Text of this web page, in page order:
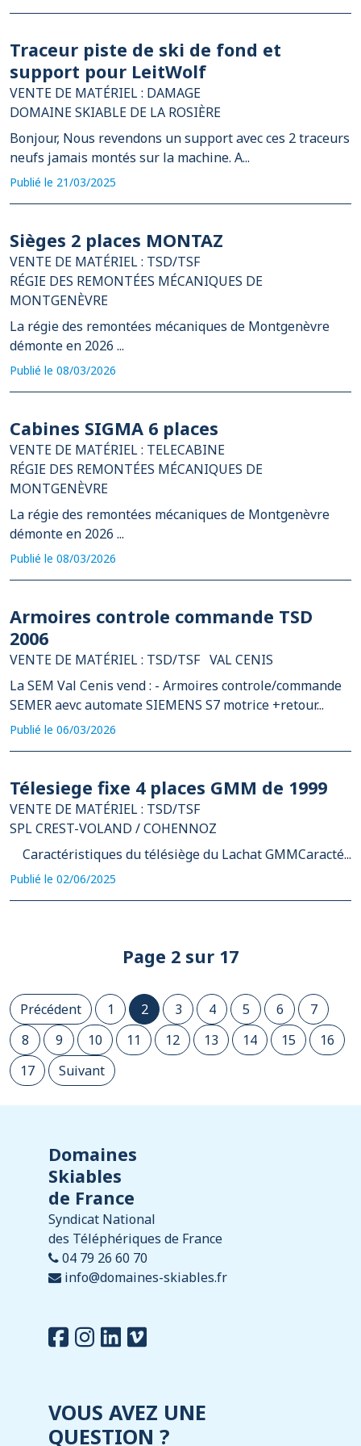
Traceur piste de ski de fond et
support pour LeitWolf
VENTE DE MATÉRIEL : DAMAGE
DOMAINE SKIABLE DE LA ROSIÈRE
Bonjour, Nous revendons un support avec ces 2 traceurs
neufs jamais montés sur la machine. A...
Publié le 21/03/2025
Sièges 2 places MONTAZ
VENTE DE MATÉRIEL : TSD/TSF
RÉGIE DES REMONTÉES MÉCANIQUES DE
MONTGENÈVRE
La régie des remontées mécaniques de Montgenèvre
démonte en 2026 ...
Publié le 08/03/2026
Cabines SIGMA 6 places
VENTE DE MATÉRIEL : TELECABINE
RÉGIE DES REMONTÉES MÉCANIQUES DE
MONTGENÈVRE
La régie des remontées mécaniques de Montgenèvre
démonte en 2026 ...
Publié le 08/03/2026
Armoires controle commande TSD
2006
VENTE DE MATÉRIEL : TSD/TSF VAL CENIS
La SEM Val Cenis vend : - Armoires controle/commande
SEMER aevc automate SIEMENS S7 motrice +retour...
Publié le 06/03/2026
Télesiege fixe 4 places GMM de 1999
VENTE DE MATÉRIEL : TSD/TSF
SPL CREST-VOLAND / COHENNOZ
Caractéristiques du télésiège du Lachat GMMCaracté...
Publié le 02/06/2025
Page 2 sur 17
Précédent 1 2 3 4 5 6
7
8
9 10 11 12 13 14 15
16
17
Suivant
Domaines
Skiables
de France
Syndicat National
des Téléphériques de France
04 79 26 60 70
info@domaines-skiables.fr
VOUS AVEZ UNE
QUESTION ?